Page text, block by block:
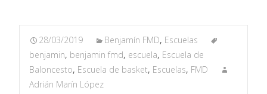
28/03/2019 Benjamín FMD, Escuelas
benjamin, benjamin fmd, escuela, Escuela de
Baloncesto, Escuela de basket, Escuelas, FMD
Adrián Marín López